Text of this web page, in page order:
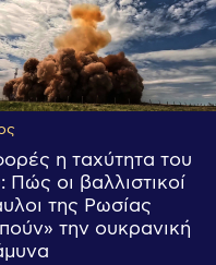
η ταχύτητα του
Πώς οι βαλλιστικοί
της Ρωσίας
την ουκρανική